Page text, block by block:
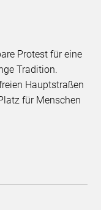
Protest für eine
Tradition.
Hauptstraßen
für Menschen